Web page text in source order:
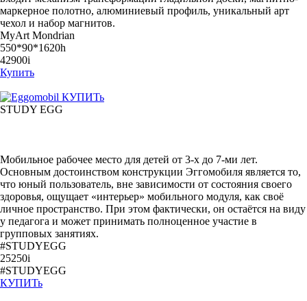
маркерное полотно, алюминиевый профиль, уникальный арт
чехол и набор магнитов.
MyArt Mondrian
550*90*1620h
42900i
Купить
КУПИТь
STUDY EGG
Мобильное рабочее место для детей от 3-х до 7-ми лет.
Основным достоинством конструкции Эггомобиля является то,
что юный пользователь, вне зависимости от состояния своего
здоровья, ощущает «интерьер» мобильного модуля, как своё
личное пространство. При этом фактически, он остаётся на виду
у педагога и может принимать полноценное участие в
групповых занятиях.
#STUDYEGG
25250i
#STUDYEGG
КУПИТь